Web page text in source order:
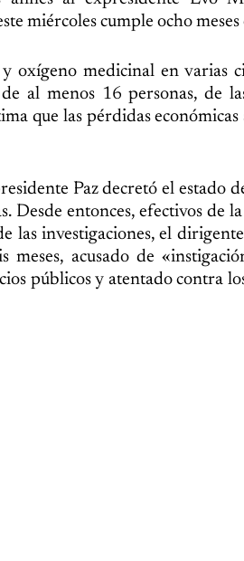
miércoles cumple ocho meses
oxígeno medicinal en varias
al menos 16 personas, de
que las pérdidas económicas
Paz decretó el estado
Desde entonces, efectivos de
las investigaciones, el
acusado de
públicos y atentado contra